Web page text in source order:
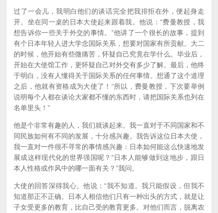
过了一会儿，我明白他们的谈话完全把我排拒在外，便起身走
开。坐在同一桌的日本大使起来跟着我。他说：“费曼教授，我
想告诉你一些关于外交的事情。”他讲了一个很长的故事，提到
有个日本年轻人进大学念国际关系，想要对国家有所贡献。大二
的时候，他开始有些微痛苦，怀疑自己究竟在学什么。毕业后，
开始在大使馆工作，更怀疑自己对外交有多少了解。最后，他终
于明白，没有人懂得关于国际关系的任何事情。想通了这个道理
之后，他就有资格成为大使了！“所以，费曼教授，下次要举例
说明每个人都在谈论大家都不懂的东西时，请把国际关系也列在
名单里头！”
他是个非常有趣的人，我们就谈起来。我一直对于不同国家和不
同民族如何有不同的发展，十分感兴趣。我告诉这位日本大使，
我一直对一件很不寻常的事情感兴趣：日本如何能这么快速地发
展成这样现代化的世界强国呢？“日本人能够做到这地步，跟日
本人性格或作风中的哪一面有关？”我问。
大使的回答深得我心。他说：“我不知道。我只能假设，但我不
知道那正不正确。日本人相信他们只有一种出头的方式，就是让
子女受更多的教育，比自己受的教育更多。对他们而言，脱离农